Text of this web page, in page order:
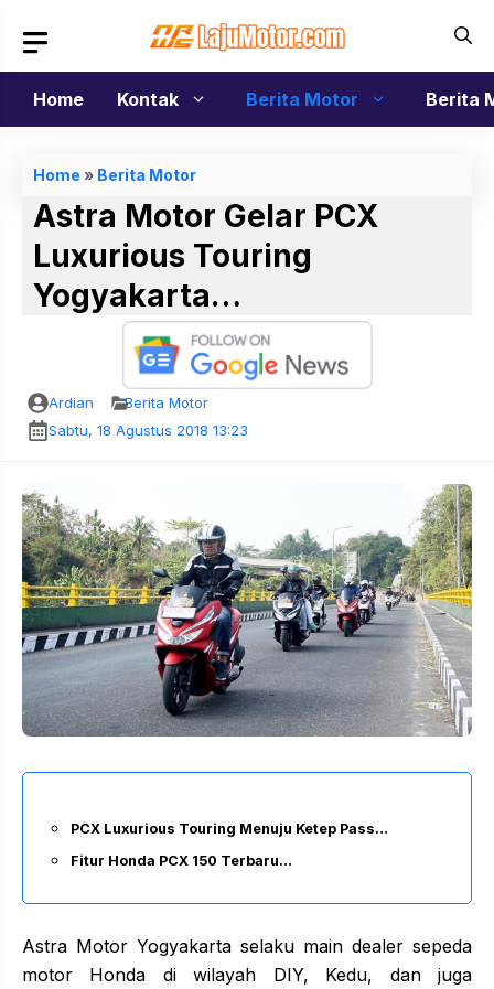
isi
Home
Kontak Berita Motor Berita
Home » Berita Motor
Astra Motor Gelar PCX
Luxurious Touring
Yogyakarta…
Ardian
Berita Motor
Sabtu, 18 Agustus 2018 13:23
PCX Luxurious Touring Menuju Ketep Pass…
Fitur Honda PCX 150 Terbaru…
Astra Motor Yogyakarta selaku main dealer sepeda
motor Honda di wilayah DIY, Kedu, dan juga